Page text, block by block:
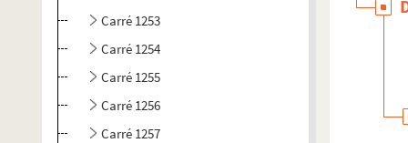
Carré 1253
Carré 1254
Carré 1255
Carré 1256
Carré 1257